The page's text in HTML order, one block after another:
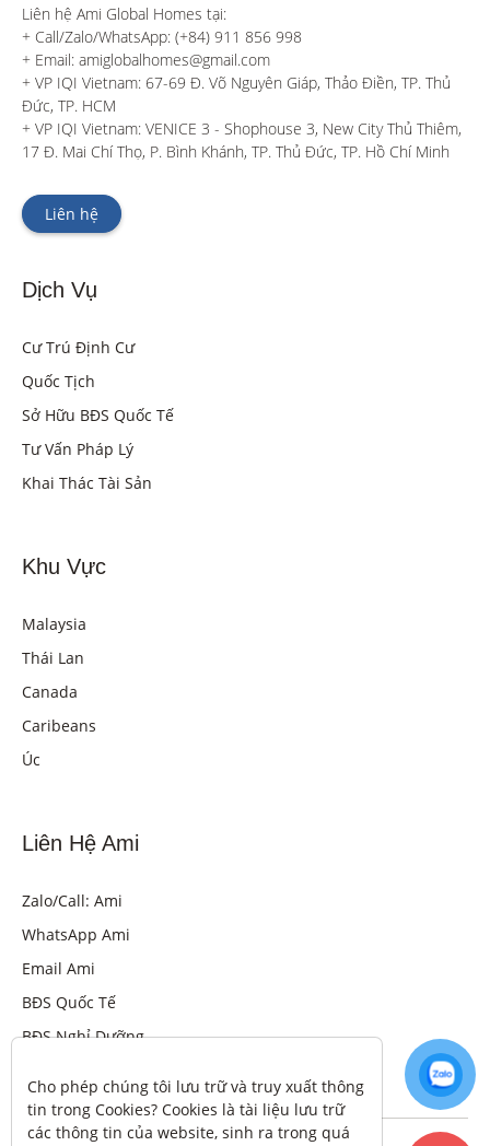
Liên hệ Ami Global Homes tại:
+ Call/Zalo/WhatsApp: (+84) 911 856 998
+ Email: amiglobalhomes@gmail.com
+ VP IQI Vietnam: 67-69 Đ. Võ Nguyên Giáp, Thảo Điền, TP. Thủ
Đức, TP. HCM
+ VP IQI Vietnam: VENICE 3 - Shophouse 3, New City Thủ Thiêm,
17 Đ. Mai Chí Thọ, P. Bình Khánh, TP. Thủ Đức, TP. Hồ Chí Minh
Liên hệ
Dịch Vụ
Cư Trú Định Cư
Quốc Tịch
Sở Hữu BĐS Quốc Tế
Tư Vấn Pháp Lý
Khai Thác Tài Sản
Khu Vực
Malaysia
Thái Lan
Canada
Caribeans
Úc
Liên Hệ Ami
Zalo/Call: Ami
WhatsApp Ami
Email Ami
BĐS Quốc Tế
BĐS Nghỉ Dưỡng
Cho phép chúng tôi lưu trữ và truy xuất thông
tin trong Cookies? Cookies là tài liệu lưu trữ
các thông tin của website, sinh ra trong quá